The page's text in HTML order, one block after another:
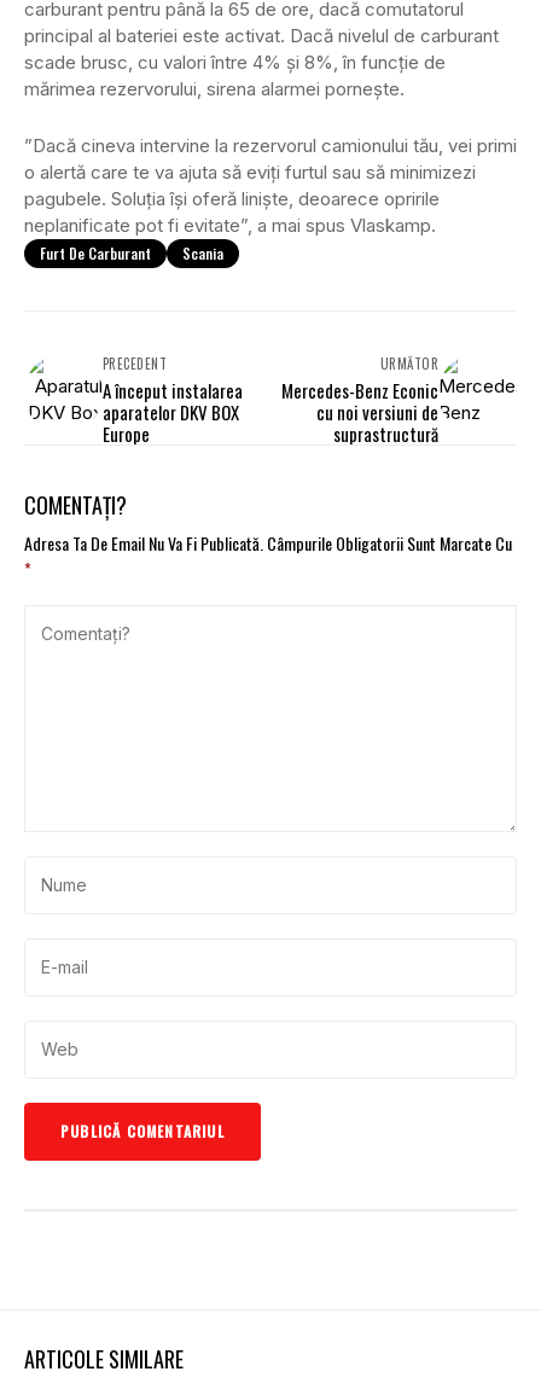
carburant pentru până la 65 de ore, dacă comutatorul
principal al bateriei este activat. Dacă nivelul de carburant
scade brusc, cu valori între 4% și 8%, în funcție de
mărimea rezervorului, sirena alarmei pornește.
”Dacă cineva intervine la rezervorul camionului tău, vei primi
o alertă care te va ajuta să eviți furtul sau să minimizezi
pagubele. Soluția își oferă liniște, deoarece opririle
neplanificate pot fi evitate”, a mai spus Vlaskamp.
Furt De Carburant Scania
PRECEDENT
A început instalarea
aparatelor DKV BOX
Europe
URMĂTOR
Mercedes-Benz Econic
cu noi versiuni de
suprastructură
COMENTAȚI?
Adresa Ta De Email Nu Va Fi Publicată. Câmpurile Obligatorii Sunt Marcate Cu
*
ARTICOLE SIMILARE